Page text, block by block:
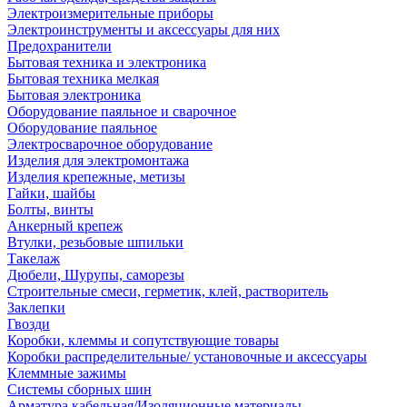
Электроизмерительные приборы
Электроинструменты и аксессуары для них
Предохранители
Бытовая техника и электроника
Бытовая техника мелкая
Бытовая электроника
Оборудование паяльное и сварочное
Оборудование паяльное
Электросварочное оборудование
Изделия для электромонтажа
Изделия крепежные, метизы
Гайки, шайбы
Болты, винты
Анкерный крепеж
Втулки, резьбовые шпильки
Такелаж
Дюбели, Шурупы, саморезы
Строительные смеси, герметик, клей, растворитель
Заклепки
Гвозди
Коробки, клеммы и сопутствующие товары
Коробки распределительные/ установочные и аксессуары
Клеммные зажимы
Системы сборных шин